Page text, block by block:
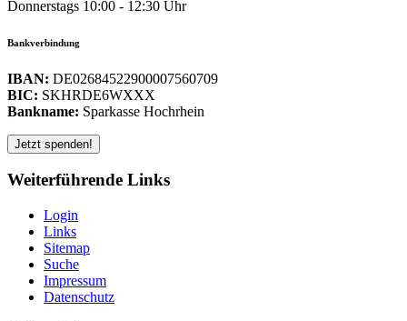
Donnerstags 10:00 - 12:30 Uhr
Bankverbindung
IBAN: DE02684522900007560709
BIC: SKHRDE6WXXX
Bankname: Sparkasse Hochrhein
Weiterführende Links
Login
Links
Sitemap
Suche
Impressum
Datenschutz